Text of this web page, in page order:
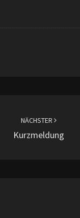
NÄCHSTER
Kurzmeldung